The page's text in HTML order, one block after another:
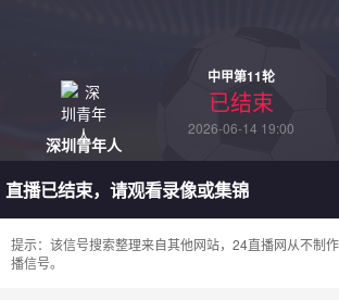
深圳青年人
中甲第11轮
已结束
2026-06-14 19:00
直播已结束，请观看录像或集锦
提示：该信号搜索整理来自其他网站，24直播网从不制
播信号。